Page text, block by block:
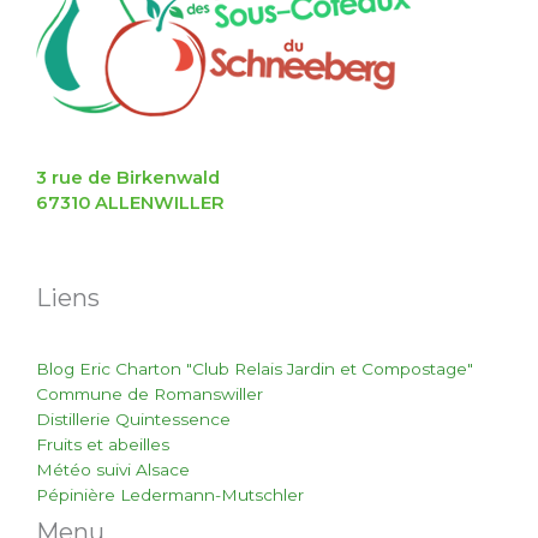
3 rue de Birkenwald
67310 ALLENWILLER
Liens
Blog Eric Charton "Club Relais Jardin et Compostage"
Commune de Romanswiller
Distillerie Quintessence
Fruits et abeilles
Météo suivi Alsace
Pépinière Ledermann-Mutschler
Menu